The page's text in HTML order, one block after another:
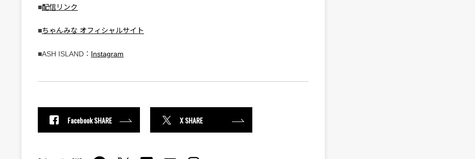
■配信リンク
■ちゃんみな オフィシャルサイト
■ASH ISLAND： Instagram
Facebook SHARE X SHARE